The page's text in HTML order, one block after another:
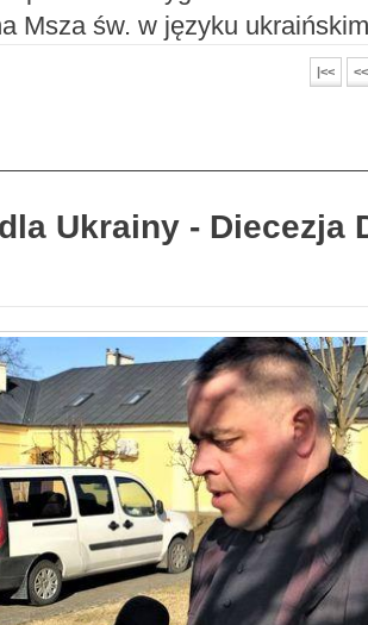
Msza św. w języku
|<< <<
Ukrainy - Diecezja